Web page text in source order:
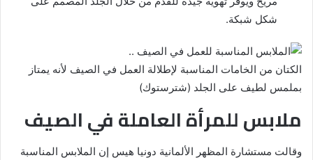
شكل شبكة.
الكتان من الخامات المناسبة لإطلالة العمل في الصيف لأنه يمتاز
بملمس لطيف على الجلد (شترستوك)
ملابس للمرأة العاملة في الصيف
وقالت مستشارة المظهر الألمانية دونيا هيس إن الملابس المناسبة